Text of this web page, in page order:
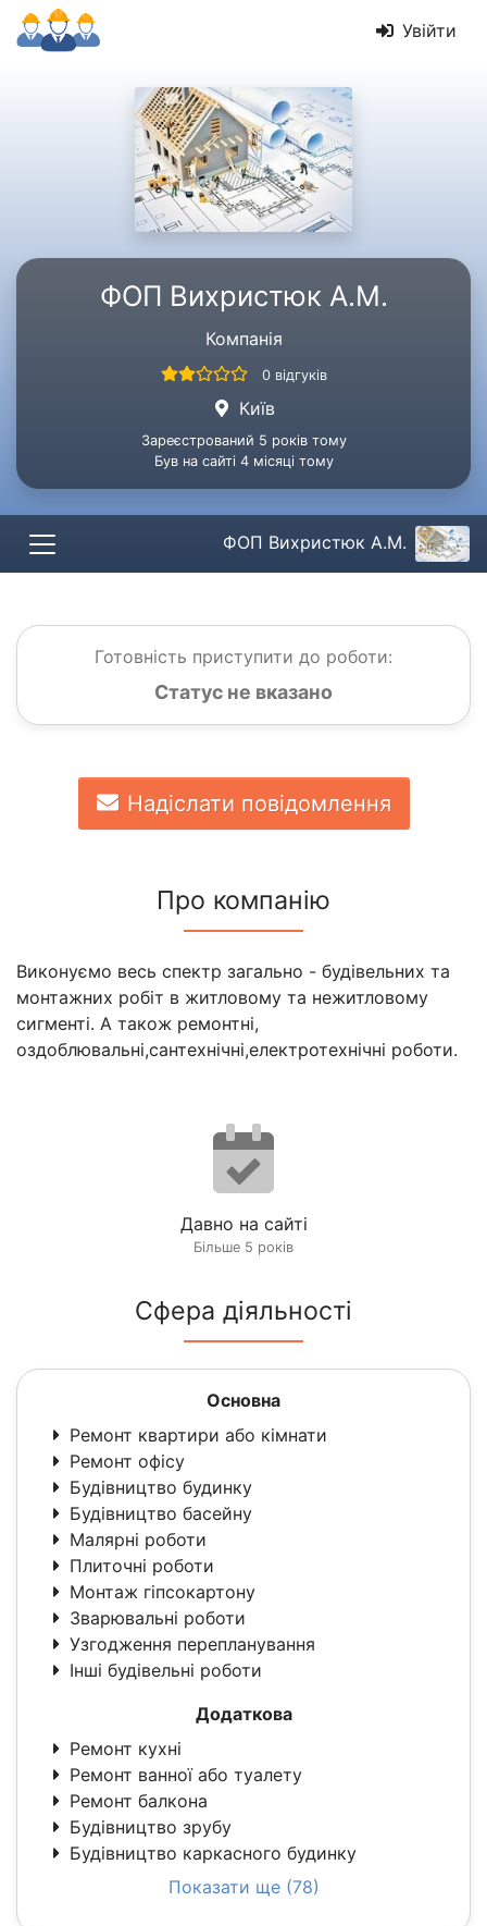
Увійти
ФОП Вихристюк А.М.
Компанія
0 відгуків
Київ
Зареєстрований 5 років тому
Був на сайті 4 місяці тому
ФОП Вихристюк А.М.
Готовність приступити до роботи:
Статус не вказано
Надіслати повідомлення
Про компанію
Виконуємо весь спектр загально - будівельних та
монтажних робіт в житловому та нежитловому
сигменті. А також ремонтні,
оздоблювальні,сантехнічні,електротехнічні роботи.
Давно на сайті
Більше 5 років
Сфера діяльності
Основна
Ремонт квартири або кімнати
Ремонт офісу
Будівництво будинку
Будівництво басейну
Малярні роботи
Плиточні роботи
Монтаж гіпсокартону
Зварювальні роботи
Узгодження перепланування
Інші будівельні роботи
Додаткова
Ремонт кухні
Ремонт ванної або туалету
Ремонт балкона
Будівництво зрубу
Будівництво каркасного будинку
Показати ще (78)